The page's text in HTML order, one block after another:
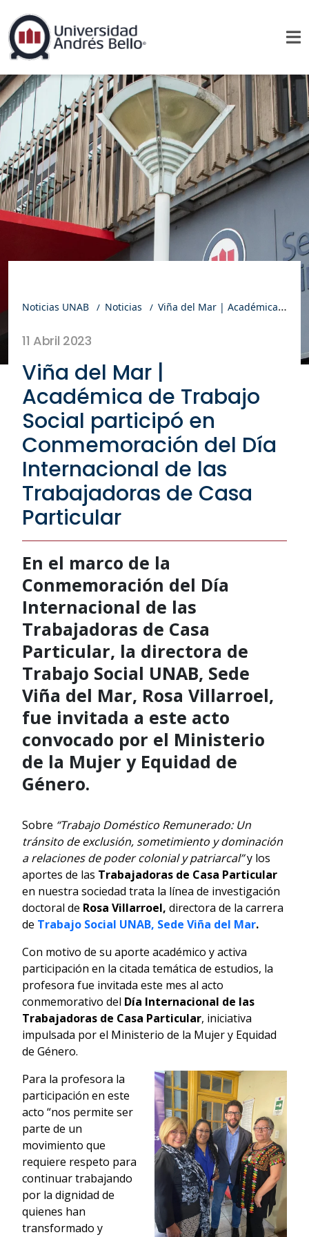
Noticias UNAB Noticias Viña del Mar | Académica de Trabajo Social participó en Conmemoración del Día Internacional de las Trabajadoras de Casa Particular
11 Abril 2023
Viña del Mar |
Académica de Trabajo
Social participó en
Conmemoración del Día
Internacional de las
Trabajadoras de Casa
Particular
En el marco de la
Conmemoración del Día
Internacional de las
Trabajadoras de Casa
Particular, la directora de
Trabajo Social UNAB, Sede
Viña del Mar, Rosa Villarroel,
fue invitada a este acto
convocado por el Ministerio
de la Mujer y Equidad de
Género.
Sobre “Trabajo Doméstico Remunerado: Un
tránsito de exclusión, sometimiento y dominación
a relaciones de poder colonial y patriarcal”y los
aportes de las Trabajadoras de Casa Particular
en nuestra sociedad trata la línea de investigación
doctoral de Rosa Villarroel, directora de la carrera
de Trabajo Social UNAB, Sede Viña del Mar.
Con motivo de su aporte académico y activa
participación en la citada temática de estudios, la
profesora fue invitada este mes al acto
conmemorativo del Día Internacional de las
Trabajadoras de Casa Particular, iniciativa
impulsada por el Ministerio de la Mujer y Equidad
de Género.
Para la profesora la
participación en este
acto “nos permite ser
parte de un
movimiento que
requiere respeto para
continuar trabajando
por la dignidad de
quienes han
transformado y